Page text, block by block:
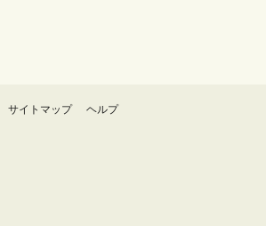
サイトマップ ヘルプ